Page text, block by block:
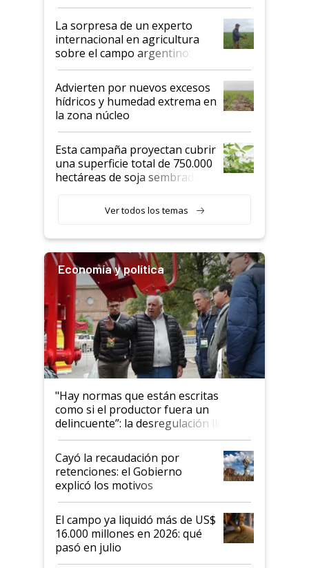
todas las tendencias
La sorpresa de un experto
internacional en agricultura
sobre el campo argentino:
"Estoy muy impresionado"
Advierten por nuevos excesos
hídricos y humedad extrema en
la zona núcleo
Esta campaña proyectan cubrir
una superficie total de 750.000
hectáreas de soja sembradas
variedades que marcan un
salto tecnológico en genética y
Ver todos los temas
Economía y política
"Hay normas que están escritas
como si el productor fuera un
delincuente”: la desregulación llegó
al Congreso Aapresid y hasta se
habló del financiamiento al IPCVA
Cayó la recaudación por
retenciones: el Gobierno
explicó los motivos
El campo ya liquidó más de US$
16.000 millones en 2026: qué
pasó en julio